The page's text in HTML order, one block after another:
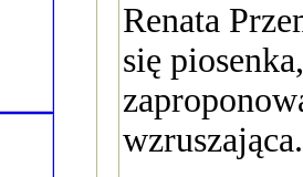
Renata
się
wzruszająca.